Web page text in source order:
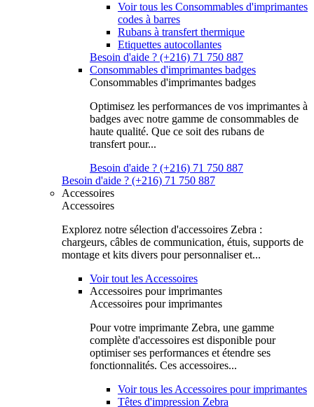
Voir tous les Consommables d'imprimantes
codes à barres
Rubans à transfert thermique
Etiquettes autocollantes
Besoin d'aide ? (+216) 71 750 887
Consommables d'imprimantes badges
Consommables d'imprimantes badges
Optimisez les performances de vos imprimantes à
badges avec notre gamme de consommables de
haute qualité. Que ce soit des rubans de
transfert pour...
Besoin d'aide ? (+216) 71 750 887
Besoin d'aide ? (+216) 71 750 887
Accessoires
Accessoires
Explorez notre sélection d'accessoires Zebra :
chargeurs, câbles de communication, étuis, supports de
montage et kits divers pour personnaliser et...
Voir tout les Accessoires
Accessoires pour imprimantes
Accessoires pour imprimantes
Pour votre imprimante Zebra, une gamme
complète d'accessoires est disponible pour
optimiser ses performances et étendre ses
fonctionnalités. Ces accessoires...
Voir tous les Accessoires pour imprimantes
Têtes d'impression Zebra